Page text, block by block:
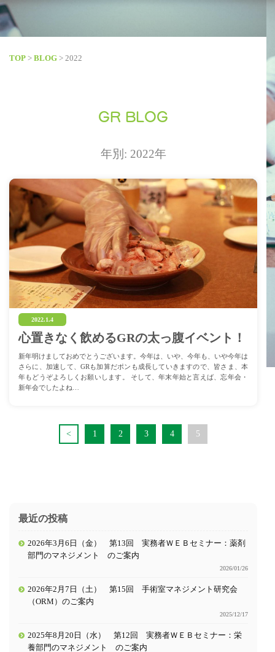
TOP > BLOG > 2022
GR BLOG
年別: 2022年
2022.1.4
心置きなく飲めるGRの太っ腹イベント！
新年明けましておめでとうございます。今年は、いや、今年も、いや今年は
さらに、加速して、GRも加算だポンも成長していきますので、皆さま、本
年もどうぞよろしくお願いします。 そして、年末年始と言えば、忘年会・
新年会でしたよね…
< 1 2 3 4 5
最近の投稿
2026年3月6日（金） 第13回 実務者ＷＥＢセミナー：薬剤
部門のマネジメント のご案内
2026/01/26
2026年2月7日（土） 第15回 手術室マネジメント研究会
（ORM）のご案内
2025/12/17
2025年8月20日（水） 第12回 実務者ＷＥＢセミナー：栄
養部門のマネジメント のご案内